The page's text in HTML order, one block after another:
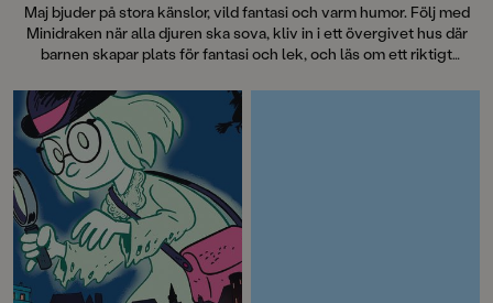
Maj bjuder på stora känslor, vild fantasi och varm humor. Följ med
Minidraken när alla djuren ska sova, kliv in i ett övergivet hus där
barnen skapar plats för fantasi och lek, och läs om ett riktigt
den älskade SVT-serien Tjejer och häng med i deras vardag där
kompisarna betyder allt. Och läs en somrig berättelse om vänskap
som förändras – och om att slut faktiskt kan vara början på nåt nytt.
Välkommen till en ny fullmatad bokmånad!